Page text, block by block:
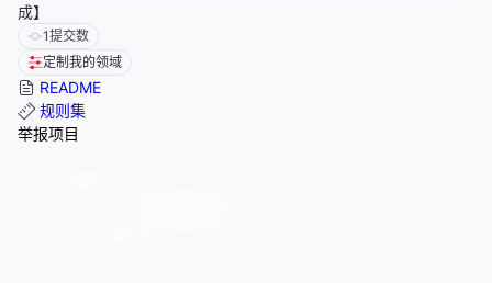
成】
1提交数
定制我的领域
README
规则集
举报项目